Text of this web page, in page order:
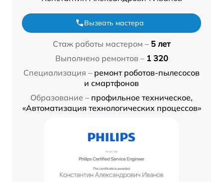
Вызвать мастера
Стаж работы мастером – 5 лет
Выполнено ремонтов – 1 320
Специализация – ремонт роботов-пылесосов
и смартфонов
Образование – профильное техническое,
«Автоматизация технологических процессов»